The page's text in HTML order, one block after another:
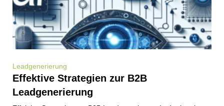
Leadgenerierung
Effektive Strategien zur B2B
Leadgenerierung